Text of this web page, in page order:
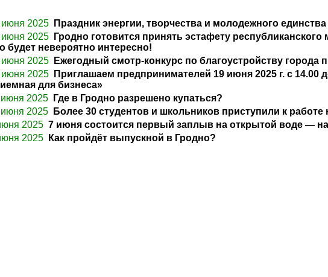
2025
Праздник энергии, творчества и молодежного
июня 2025
Гродно готовится принять эстафету
будет невероятно интересно!
июня 2025
Ежегодный смотр-конкурс по благоустройству города
июня 2025
Приглашаем предпринимателей 19 июня 2025 г. с 14.00
для бизнеса»
июня 2025
Где в Гродно разрешено купаться?
июня 2025
Более 30 студентов и школьников приступили к
2025 7 июня состоится первый заплыв на открытой воде —
2025
Как пройдёт выпускной в Гродно?